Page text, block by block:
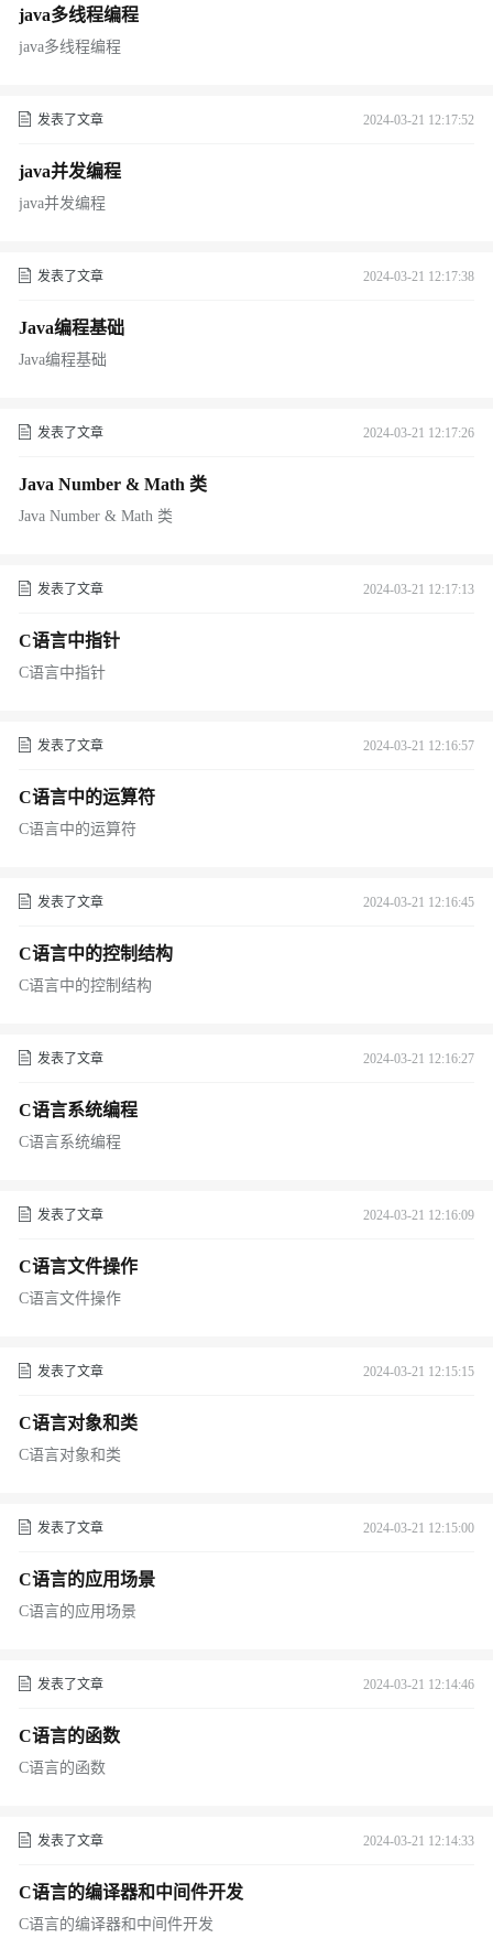
java多线程编程
java多线程编程
发表了文章 2024-03-21 12:17:52
java并发编程
java并发编程
发表了文章 2024-03-21 12:17:38
Java编程基础
Java编程基础
发表了文章 2024-03-21 12:17:26
Java Number & Math 类
Java Number & Math 类
发表了文章 2024-03-21 12:17:13
C语言中指针
C语言中指针
发表了文章 2024-03-21 12:16:57
C语言中的运算符
C语言中的运算符
发表了文章 2024-03-21 12:16:45
C语言中的控制结构
C语言中的控制结构
发表了文章 2024-03-21 12:16:27
C语言系统编程
C语言系统编程
发表了文章 2024-03-21 12:16:09
C语言文件操作
C语言文件操作
发表了文章 2024-03-21 12:15:15
C语言对象和类
C语言对象和类
发表了文章 2024-03-21 12:15:00
C语言的应用场景
C语言的应用场景
发表了文章 2024-03-21 12:14:46
C语言的函数
C语言的函数
发表了文章 2024-03-21 12:14:33
C语言的编译器和中间件开发
C语言的编译器和中间件开发